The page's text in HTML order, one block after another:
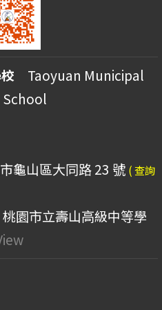
Taoyuan Municipal
School
龜山區大同路 23 號 ( 查詢
桃園市立壽山高級中等學